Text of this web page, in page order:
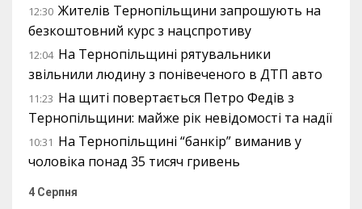
12:30 Жителів Тернопільщини запрошують на
безкоштовний курс з нацспротиву
12:04 На Тернопільщині рятувальники
звільнили людину з понівеченого в ДТП авто
11:23 На щиті повертається Петро Федів з
Тернопільщини: майже рік невідомості та надії
10:31 На Тернопільщині “банкір” виманив у
чоловіка понад 35 тисяч гривень
4 Серпня